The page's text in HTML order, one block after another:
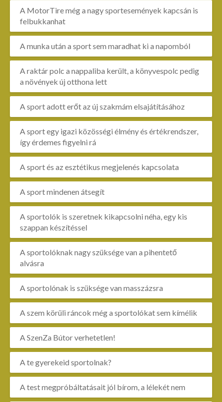
A MotorTire még a nagy sportesemények kapcsán is
felbukkanhat
A munka után a sport sem maradhat ki a napomból
A raktár polc a nappaliba került, a könyvespolc pedig
a növények új otthona lett
A sport adott erőt az új szakmám elsajátításához
A sport egy igazi közösségi élmény és értékrendszer,
így érdemes figyelni rá
A sport és az esztétikus megjelenés kapcsolata
A sport mindenen átsegít
A sportolók is szeretnek kikapcsolni néha, egy kis
szappan készítéssel
A sportolóknak nagy szüksége van a pihentető
alvásra
A sportolónak is szüksége van masszázsra
A szem körüli ráncok még a sportolókat sem kímélik
A SzenZa Bútor verhetetlen!
A te gyerekeid sportolnak?
A test megpróbáltatásait jól bírom, a lélekét nem